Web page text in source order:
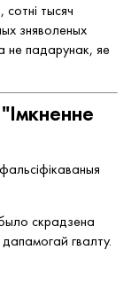
сотні тысяч
зняволеных
не падарунак, яе
скрадзена
гвалту.